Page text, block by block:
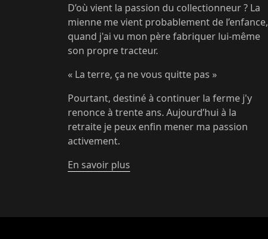
D’où vient la passion du collectionneur ? La
mienne me vient probablement de l’enfance,
quand j'ai vu mon père fabriquer lui-même
son propre tracteur.
« La terre, ça ne vous quitte pas »
Pourtant, destiné à continuer la ferme j'y
renonce à trente ans. Aujourd’hui à la
retraite je peux enfin mener ma passion
activement.
En savoir plus